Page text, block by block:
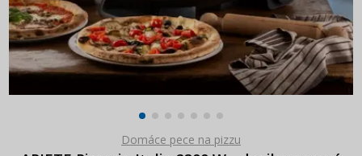
Domáce pece na pizzu